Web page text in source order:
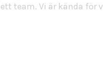
team. Vi är kända för